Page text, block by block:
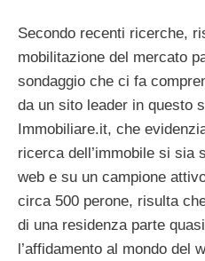
Secondo recenti ricerche,
mobilitazione del mercato
sondaggio che ci fa
da un sito leader in questo
Immobiliare.it, che
ricerca dell’immobile si sia
web e su un campione
circa 500 perone, risulta
di una residenza parte
l’affidamento al mondo del